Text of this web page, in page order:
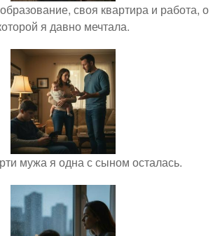
своя квартира и работа, о
я давно мечтала.
мужа я одна с сыном осталась.